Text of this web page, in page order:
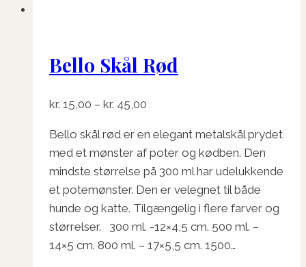
Bello Skål Rød
kr. 15,00 – kr. 45,00
til
kr. 45,00
Bello skål rød er en elegant metalskål prydet
med et mønster af poter og kødben. Den
mindste størrelse på 300 ml har udelukkende
et potemønster. Den er velegnet til både
hunde og katte. Tilgængelig i flere farver og
størrelser. 300 ml. -12×4,5 cm. 500 ml. –
14×5 cm. 800 ml. – 17×5,5 cm. 1500…